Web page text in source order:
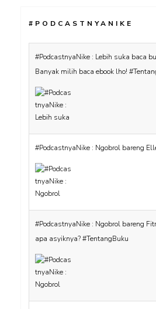
#PODCASTNYANIKE
#PodcastnyaNike : Lebih suka baca
Banyak milih baca ebook lho!
#PodcastnyaNike : Ngobrol bareng
#PodcastnyaNike : Ngobrol bareng
apa asyiknya? #TentangBuku